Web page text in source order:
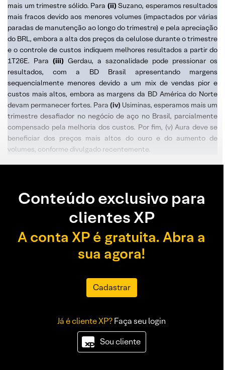
mais um trimestre sólido. Para (ii)Suzano, esperamos resultados
mais fracos devido aos menores volumes (impactados por várias
paradas de manutenção ao longo do trimestre) e pela apreciação
do BRL, embora a alta dos preços da celulose durante o trimestre
e o controle de custos indiquem melhores resultados a partir do
1T26E. Para (iii) Gerdau, a sazonalidade pode pressionar os
resultados, com a BD Brasil apresentando margens
sequencialmente menores devido a um mix de vendas pior e
custos mais altos, embora as margens da BD América do Norte
devam permanecer fortes. Para (iv) Usiminas, esperamos mais um
trimestre desafiador no negócio de aço no Brasil, parcialmente
compensado pela melhoria dos custos. Por fim, (v) Aura deve se
beneficiar dos preços mais altos do ouro e do aumento de
volumes, conforme divulgado recentemente.
Conteúdo exclusivo para
clientes XP
A conta XP é gratuita. Abra a
sua agora!
Cadastrar
Já é cliente XP?Faça seu login
Sou cliente